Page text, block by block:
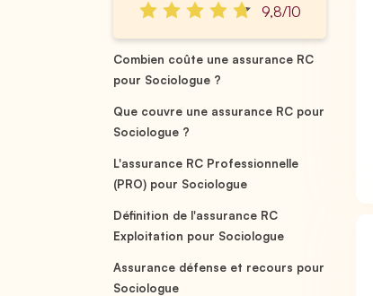
9,8/10
Combien coûte une assurance RC
pour Sociologue ?
Que couvre une assurance RC pour
Sociologue ?
L'assurance RC Professionnelle
(PRO) pour Sociologue
Définition de l'assurance RC
Exploitation pour Sociologue
Assurance défense et recours pour
Sociologue